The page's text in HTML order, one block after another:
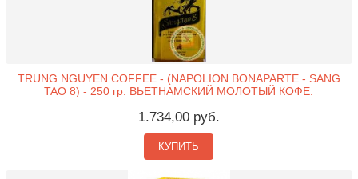
TRUNG NGUYEN COFFEE - (NAPOLION BONAPARTE - SANG
TAO 8) - 250 гр. ВЬЕТНАМСКИЙ МОЛОТЫЙ КОФЕ.
1.734,00 руб.
КУПИТЬ